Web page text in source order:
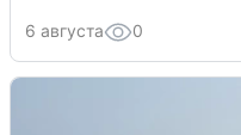
6 августа 0